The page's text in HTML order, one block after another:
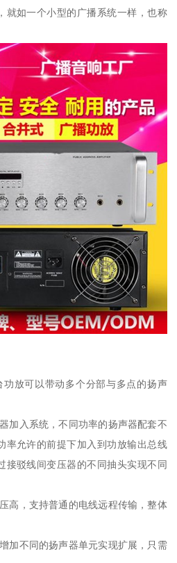
就如一个小型的广播系统一样，也称
放可以带动多个分部与多点的扬声
加入系统，不同功率的扬声器配套不
率允许的前提下加入到功放输出总线
接驳线间变压器的不同抽头实现不同
高，支持普通的电线远程传输，整体
加不同的扬声器单元实现扩展，只需